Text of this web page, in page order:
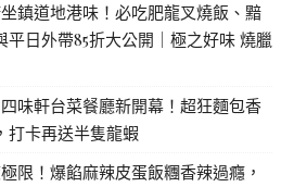
坐鎮道地港味！必吃肥龍叉燒飯、黯
日外帶85折大公開｜極之好味 燒臘
四味軒台菜餐廳新開幕！超狂麵包香
打卡再送半隻龍蝦
限！爆餡麻辣皮蛋飯糰香辣過癮，